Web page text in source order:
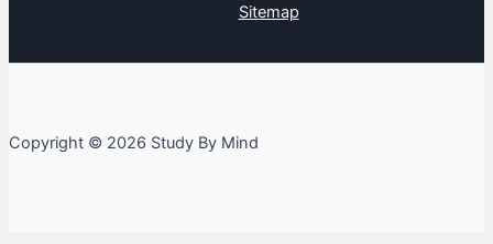
Sitemap
Copyright © 2026 Study By Mind